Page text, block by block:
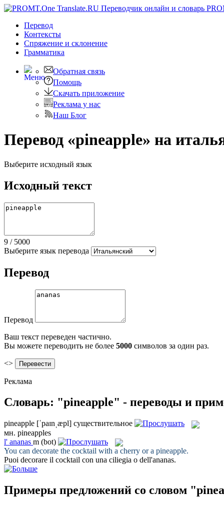
Перевод
Контексты
Спряжение и склонение
Грамматика
Обратная связь
Помощь
Скачать приложение
Реклама у нас
Наш Блог
Перевод «pineapple» на
Выберите исходный язык
Исходный текст
9 / 5000
Выберите язык перевода
Перевод
Перевод
Ваш текст переведен частично.
Вы можете переводить не более 5000 символов за один раз.
<>
Реклама
Словарь: "pineapple" - переводы и
pineapple [ˈpaɪnˌæpl] существительное
мн. pineapples
l' ananas m (bot)
You can decorate the cocktail with a cherry or a pineapple.
Puoi decorare il cocktail con una ciliegia o dell'ananas.
Примеры предложений со словом